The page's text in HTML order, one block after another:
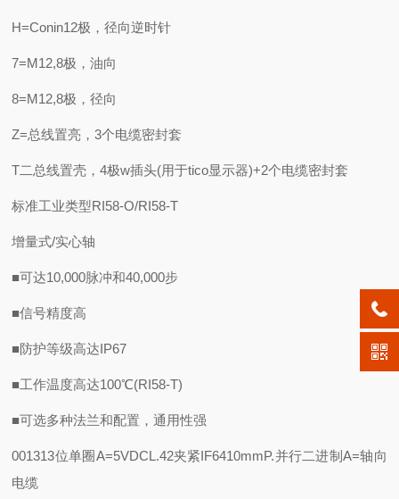
H=Conin12极，径向逆时针
7=M12,8极，油向
8=M12,8极，径向
Z=总线置亮，3个电缆密封套
T二总线置壳，4极w插头(用于tico显示器)+2个电缆密封套
标准工业类型RI58-O/RI58-T
增量式/实心轴
■可达10,000脉冲和40,000步
■信号精度高
■防护等级高达IP67
■工作温度高达100℃(RI58-T)
■可选多种法兰和配置，通用性强
001313位单圈A=5VDCL.42夹紧IF6410mmP.并行二进制A=轴向
电缆